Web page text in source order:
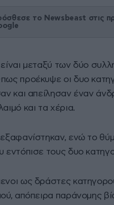
το Newsbeast στις
μεταξύ των δύο
προέκυψε οι δυο
και απείλησαν έναν
και τα χέρια.
ενώ το
εντόπισε τους δυο
ως δράστες
απόπειρα παράνομης